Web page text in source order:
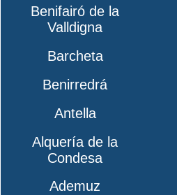
Benifairó de la
Valldigna
Barcheta
Benirredrá
Antella
Alquería de la
Condesa
Ademuz